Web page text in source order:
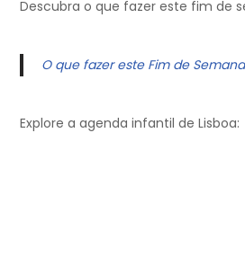
Descubra o que fazer este fim de
O que fazer este Fim de
Explore a agenda infantil de Lisboa: